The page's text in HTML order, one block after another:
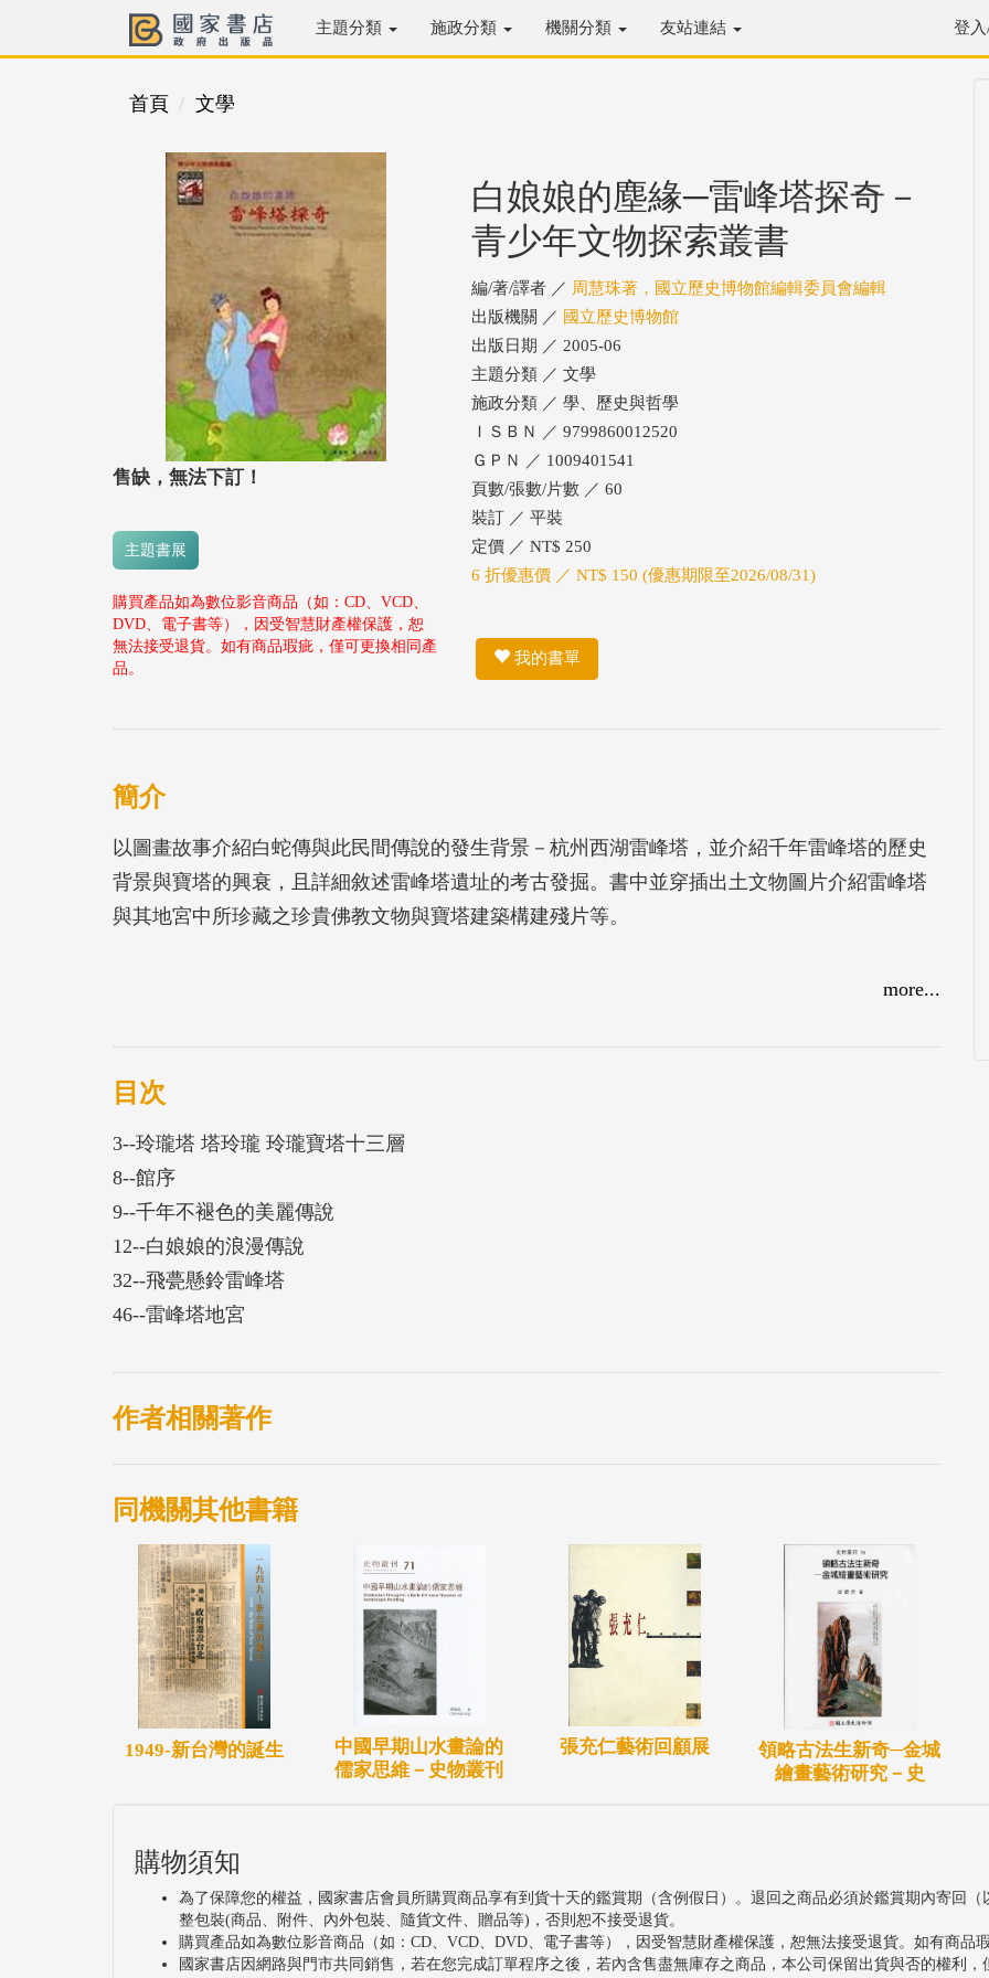
主題分類 施政分類 機關分類 友站連結 登
首頁 文學
售缺，無法下訂！
主題書展
購買產品如為數位影音商品（如：CD、VCD、
DVD、電子書等），因受智慧財產權保護，恕
無法接受退貨。如有商品瑕疵，僅可更換相同產
品。
白娘娘的塵緣─雷峰塔探奇－
青少年文物探索叢書
編/著/譯者 ／ 周慧珠著，國立歷史博物館編輯委員會編輯
出版機關 ／ 國立歷史博物館
出版日期 ／ 2005-06
主題分類 ／ 文學
施政分類 ／ 學、歷史與哲學
ＩＳＢＮ ／ 9799860012520
ＧＰＮ ／ 1009401541
頁數/張數/片數 ／ 60
裝訂 ／ 平裝
定價 ／ NT$ 250
6 折優惠價 ／ NT$ 150 (優惠期限至2026/08/31)
我的書單
簡介
以圖畫故事介紹白蛇傳與此民間傳說的發生背景－杭州西湖雷峰塔，並介紹千年雷峰塔的歷史
背景與寶塔的興衰，且詳細敘述雷峰塔遺址的考古發掘。書中並穿插出土文物圖片介紹雷峰塔
與其地宮中所珍藏之珍貴佛教文物與寶塔建築構建殘片等。
more...
目次
3--玲瓏塔 塔玲瓏 玲瓏寶塔十三層
8--館序
9--千年不褪色的美麗傳說
12--白娘娘的浪漫傳說
32--飛甍懸鈴雷峰塔
46--雷峰塔地宮
作者相關著作
同機關其他書籍
1949-新台灣的誕生
中國早期山水畫論的
儒家思維－史物叢刊
張充仁藝術回顧展
領略古法生新奇─金城
繪畫藝術研究－史
購物須知
為了保障您的權益，國家書店會員所購買商品享有到貨十天的鑑賞期（含例假日）。退回之商品必須於鑑賞期內寄回
整包裝(商品、附件、內外包裝、隨貨文件、贈品等)，否則恕不接受退貨。
購買產品如為數位影音商品（如：CD、VCD、DVD、電子書等），因受智慧財產權保護，恕無法接受退貨。如有商品
國家書店因網路與門市共同銷售，若在您完成訂單程序之後，若內含售盡無庫存之商品，本公司保留出貨與否的權利